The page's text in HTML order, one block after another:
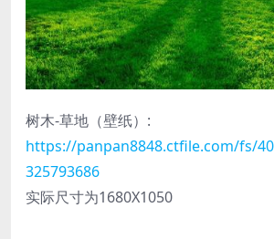
树木-草地（壁纸）:
https://panpan8848.ctfile.com/fs/
325793686
实际尺寸为1680X1050